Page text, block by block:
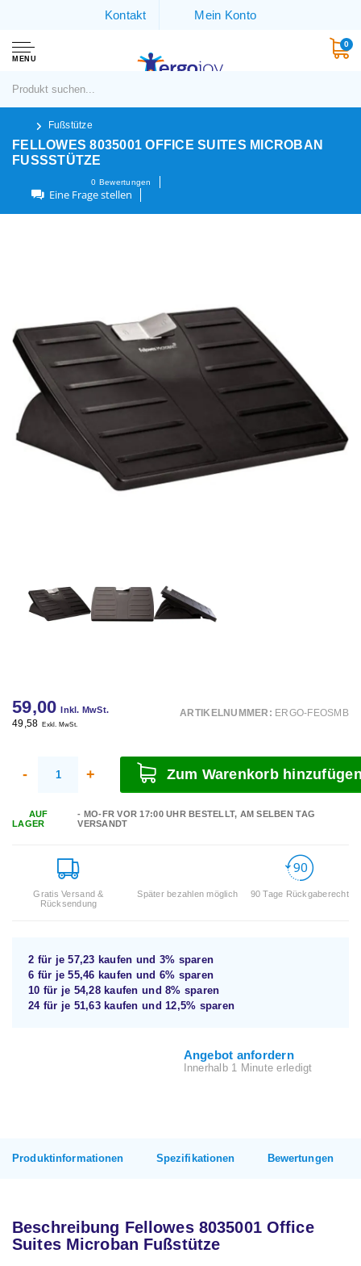
Kontakt Mein Konto
MENU
0
Fußstütze
FELLOWES 8035001 OFFICE SUITES MICROBAN
FUSSSTÜTZE
0 Bewertungen
Eine Frage stellen
59,00 Inkl. MwSt.
49,58 Exkl. MwSt.
ARTIKELNUMMER: ERGO-FEOSMB
- + Zum Warenkorb
AUF
LAGER
- MO-FR VOR 17:00 UHR BESTELLT, AM SELBEN TAG
VERSANDT
Gratis Versand &
Rücksendung
Später bezahlen möglich 90 Tage Rückgaberecht
2 für je57,23 kaufen und 3% sparen
6 für je55,46 kaufen und 6% sparen
10 für je 54,28kaufen und8% sparen
24 für je 51,63kaufen und12,5% sparen
Angebot anfordern
Innerhalb 1 Minute erledigt
Produktinformationen Spezifikationen Bewertungen
Beschreibung Fellowes 8035001 Office
Suites Microban Fußstütze